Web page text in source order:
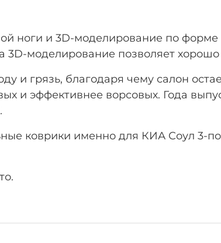
ноги и 3D-моделирование по
3D-моделирование позволяет
и грязь, благодаря чему салон
и эффективнее ворсовых. Года
коврики именно для КИА Соул 3-